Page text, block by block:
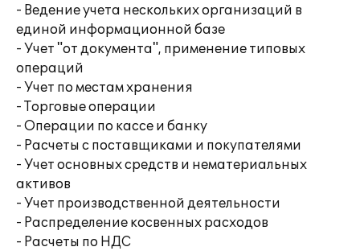
- Ведение учета нескольких организаций в
единой информационной базе
- Учет "от документа", применение типовых
операций
- Учет по местам хранения
- Торговые операции
- Операции по кассе и банку
- Расчеты с поставщиками и покупателями
- Учет основных средств и нематериальных
активов
- Учет производственной деятельности
- Распределение косвенных расходов
- Расчеты по НДС